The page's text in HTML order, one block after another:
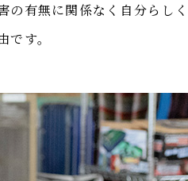
の有無に関係なく自分らしく
す。